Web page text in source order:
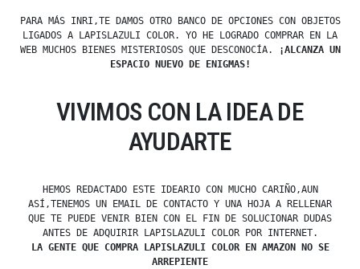
PARA MÁS INRI,TE DAMOS OTRO BANCO DE OPCIONES CON OBJETOS
LIGADOS A LAPISLAZULI COLOR. YO HE LOGRADO COMPRAR EN LA
WEB MUCHOS BIENES MISTERIOSOS QUE DESCONOCÍA.
¡ALCANZA UN
ESPACIO NUEVO DE ENIGMAS!
VIVIMOS CON LA IDEA DE
AYUDARTE
HEMOS REDACTADO ESTE IDEARIO CON MUCHO CARIÑO,AUN
ASÍ,TENEMOS UN EMAIL DE CONTACTO Y UNA HOJA A RELLENAR
QUE TE PUEDE VENIR BIEN CON EL FIN DE SOLUCIONAR DUDAS
ANTES DE ADQUIRIR LAPISLAZULI COLOR POR INTERNET.
LA GENTE QUE COMPRA LAPISLAZULI COLOR EN AMAZON NO SE
ARREPIENTE